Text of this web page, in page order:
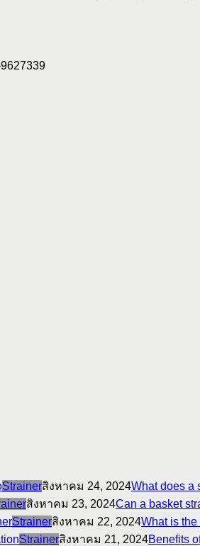
Strainerสิงหาคม 24, 2024What does a
สิงหาคม 23, 2024Can a basket
Strainerสิงหาคม 22, 2024What is
Strainerสิงหาคม 21, 2024Benefits